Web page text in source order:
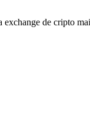
de cripto